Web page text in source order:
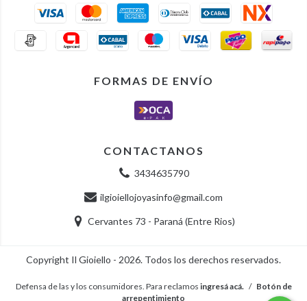
FORMAS DE ENVÍO
CONTACTANOS
3434635790
ilgioiellojoyasinfo@gmail.com
Cervantes 73 - Paraná (Entre Rios)
Copyright Il Gioiello - 2026. Todos los derechos reservados.
Defensa de las y los consumidores. Para reclamos ingresá acá. / Botón de
arrepentimiento